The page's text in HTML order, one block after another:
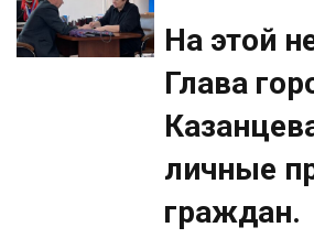
На этой
Глава
личные
граждан.